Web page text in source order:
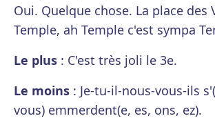
Oui. Quelque chose. La place des
Temple, ah Temple c'est sympa
Le plus : C'est très joli le 3e.
Le moins : Je-tu-il-nous-vous-ils
vous) emmerdent(e, es, ons, ez).